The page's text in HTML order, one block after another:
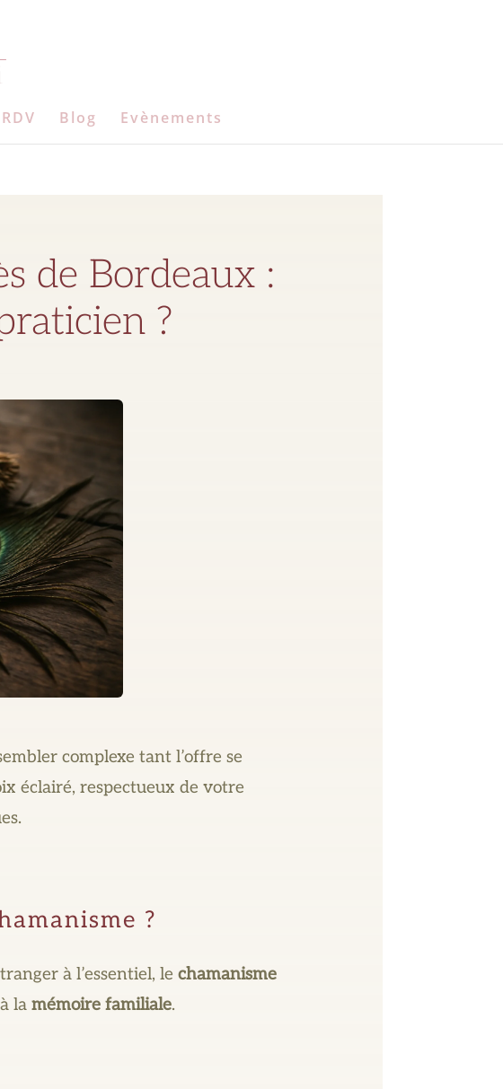
Blog Evènements
de Bordeaux :
?
complexe tant l’offre se
éclairé, respectueux de votre
?
à l’essentiel, le chamanisme
la mémoire familiale.